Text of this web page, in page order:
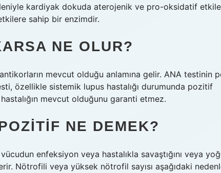
kardiyak dokuda aterojenik ve pro-oksidatif
sahip bir enzimdir.
NE OLUR?
mevcut olduğu anlamına gelir. ANA testinin
özellikle sistemik lupus hastalığı durumunda pozitif
mevcut olduğunu garanti etmez.
NE DEMEK?
enfeksiyon veya hastalıkla savaştığını veya
Nötrofili veya yüksek nötrofil sayısı aşağıdaki